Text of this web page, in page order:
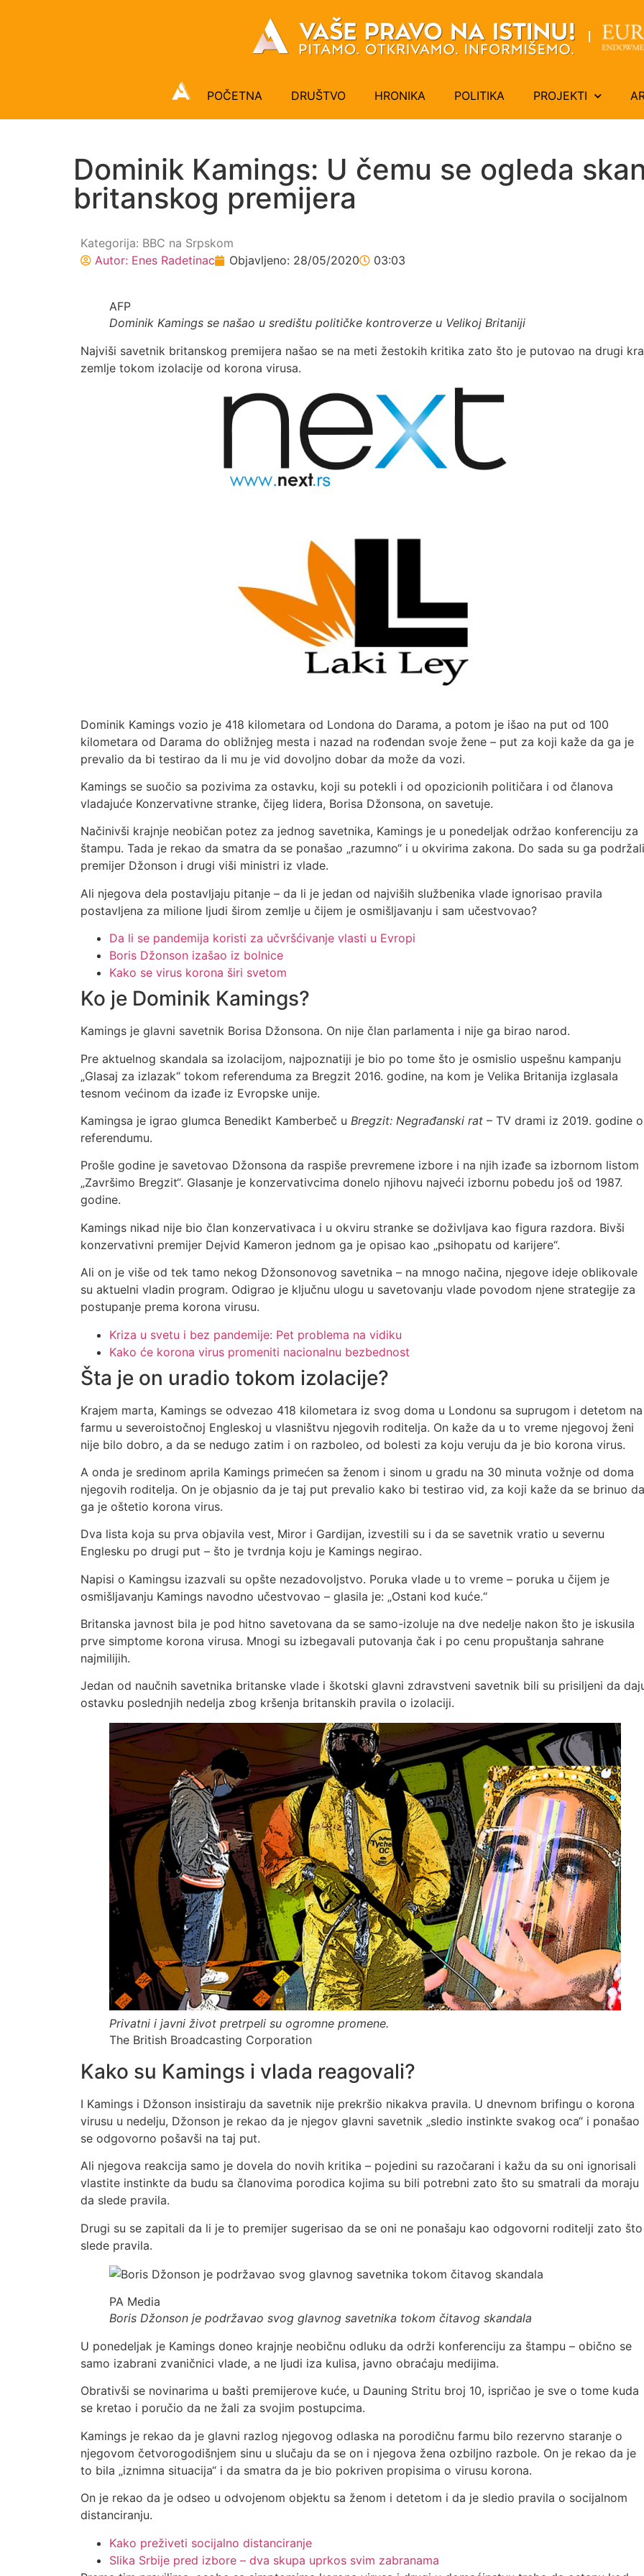
POČETNA DRUŠTVO HRONIKA POLITIKA PROJEKTI
Dominik Kamings: U čemu se ogleda
britanskog premijera
Kategorija: BBC na Srpskom
Autor: Enes Radetinac Objavljeno: 28/05/2020 03:03
AFP
Dominik Kamings se našao u središtu političke kontroverze u Velikoj Britaniji
Najviši savetnik britanskog premijera našao se na meti žestokih kritika zato što je putovao na drugi
zemlje tokom izolacije od korona virusa.
Dominik Kamings vozio je 418 kilometara od Londona do Darama, a potom je išao na put od 100
kilometara od Darama do obližnjeg mesta i nazad na rođendan svoje žene – put za koji kaže da ga je
prevalio da bi testirao da li mu je vid dovoljno dobar da može da vozi.
Kamings se suočio sa pozivima za ostavku, koji su potekli i od opozicionih političara i od članova
vladajuće Konzervativne stranke, čijeg lidera, Borisa Džonsona, on savetuje.
Načinivši krajnje neobičan potez za jednog savetnika, Kamings je u ponedeljak održao konferenciju za
štampu. Tada je rekao da smatra da se ponašao „razumno“ i u okvirima zakona. Do sada su ga podržali
premijer Džonson i drugi viši ministri iz vlade.
Ali njegova dela postavljaju pitanje – da li je jedan od najviših službenika vlade ignorisao pravila
postavljena za milione ljudi širom zemlje u čijem je osmišljavanju i sam učestvovao?
Da li se pandemija koristi za učvršćivanje vlasti u Evropi
Boris Džonson izašao iz bolnice
Kako se virus korona širi svetom
Ko je Dominik Kamings?
Kamings je glavni savetnik Borisa Džonsona. On nije član parlamenta i nije ga birao narod.
Pre aktuelnog skandala sa izolacijom, najpoznatiji je bio po tome što je osmislio uspešnu kampanju
„Glasaj za izlazak“ tokom referenduma za Bregzit 2016. godine, na kom je Velika Britanija izglasala
tesnom većinom da izađe iz Evropske unije.
Kamingsa je igrao glumca Benedikt Kamberbeč u Bregzit: Negrađanski rat – TV drami iz 2019. godine o
referendumu.
Prošle godine je savetovao Džonsona da raspiše prevremene izbore i na njih izađe sa izbornom listom
„Završimo Bregzit“. Glasanje je konzervativcima donelo njihovu najveći izbornu pobedu još od 1987.
godine.
Kamings nikad nije bio član konzervativaca i u okviru stranke se doživljava kao figura razdora. Bivši
konzervativni premijer Dejvid Kameron jednom ga je opisao kao „psihopatu od karijere“.
Ali on je više od tek tamo nekog Džonsonovog savetnika – na mnogo načina, njegove ideje oblikovale
su aktuelni vladin program. Odigrao je ključnu ulogu u savetovanju vlade povodom njene strategije za
postupanje prema korona virusu.
Kriza u svetu i bez pandemije: Pet problema na vidiku
Kako će korona virus promeniti nacionalnu bezbednost
Šta je on uradio tokom izolacije?
Krajem marta, Kamings se odvezao 418 kilometara iz svog doma u Londonu sa suprugom i detetom na
farmu u severoistočnoj Engleskoj u vlasništvu njegovih roditelja. On kaže da u to vreme njegovoj ženi
nije bilo dobro, a da se nedugo zatim i on razboleo, od bolesti za koju veruju da je bio korona virus.
A onda je sredinom aprila Kamings primećen sa ženom i sinom u gradu na 30 minuta vožnje od doma
njegovih roditelja. On je objasnio da je taj put prevalio kako bi testirao vid, za koji kaže da se brinuo da
ga je oštetio korona virus.
Dva lista koja su prva objavila vest, Miror i Gardijan, izvestili su i da se savetnik vratio u severnu
Englesku po drugi put – što je tvrdnja koju je Kamings negirao.
Napisi o Kamingsu izazvali su opšte nezadovoljstvo. Poruka vlade u to vreme – poruka u čijem je
osmišljavanju Kamings navodno učestvovao – glasila je: „Ostani kod kuće.“
Britanska javnost bila je pod hitno savetovana da se samo-izoluje na dve nedelje nakon što je iskusila
prve simptome korona virusa. Mnogi su izbegavali putovanja čak i po cenu propuštanja sahrane
najmilijih.
Jedan od naučnih savetnika britanske vlade i škotski glavni zdravstveni savetnik bili su prisiljeni da
ostavku poslednjih nedelja zbog kršenja britanskih pravila o izolaciji.
Privatni i javni život pretrpeli su ogromne promene.
The British Broadcasting Corporation
Kako su Kamings i vlada reagovali?
I Kamings i Džonson insistiraju da savetnik nije prekršio nikakva pravila. U dnevnom brifingu o korona
virusu u nedelju, Džonson je rekao da je njegov glavni savetnik „sledio instinkte svakog oca“ i ponašao
se odgovorno pošavši na taj put.
Ali njegova reakcija samo je dovela do novih kritika – pojedini su razočarani i kažu da su oni ignorisali
vlastite instinkte da budu sa članovima porodica kojima su bili potrebni zato što su smatrali da moraju
da slede pravila.
Drugi su se zapitali da li je to premijer sugerisao da se oni ne ponašaju kao odgovorni roditelji zato što
slede pravila.
PA Media
Boris Džonson je podržavao svog glavnog savetnika tokom čitavog skandala
U ponedeljak je Kamings doneo krajnje neobičnu odluku da održi konferenciju za štampu – obično se
samo izabrani zvaničnici vlade, a ne ljudi iza kulisa, javno obraćaju medijima.
Obrativši se novinarima u bašti premijerove kuće, u Dauning Stritu broj 10, ispričao je sve o tome kuda
se kretao i poručio da ne žali za svojim postupcima.
Kamings je rekao da je glavni razlog njegovog odlaska na porodičnu farmu bilo rezervno staranje o
njegovom četvorogodišnjem sinu u slučaju da se on i njegova žena ozbiljno razbole. On je rekao da je
to bila „iznimna situacija“ i da smatra da je bio pokriven propisima o virusu korona.
On je rekao da je odseo u odvojenom objektu sa ženom i detetom i da je sledio pravila o socijalnom
distanciranju.
Kako preživeti socijalno distanciranje
Slika Srbije pred izbore – dva skupa uprkos svim zabranama